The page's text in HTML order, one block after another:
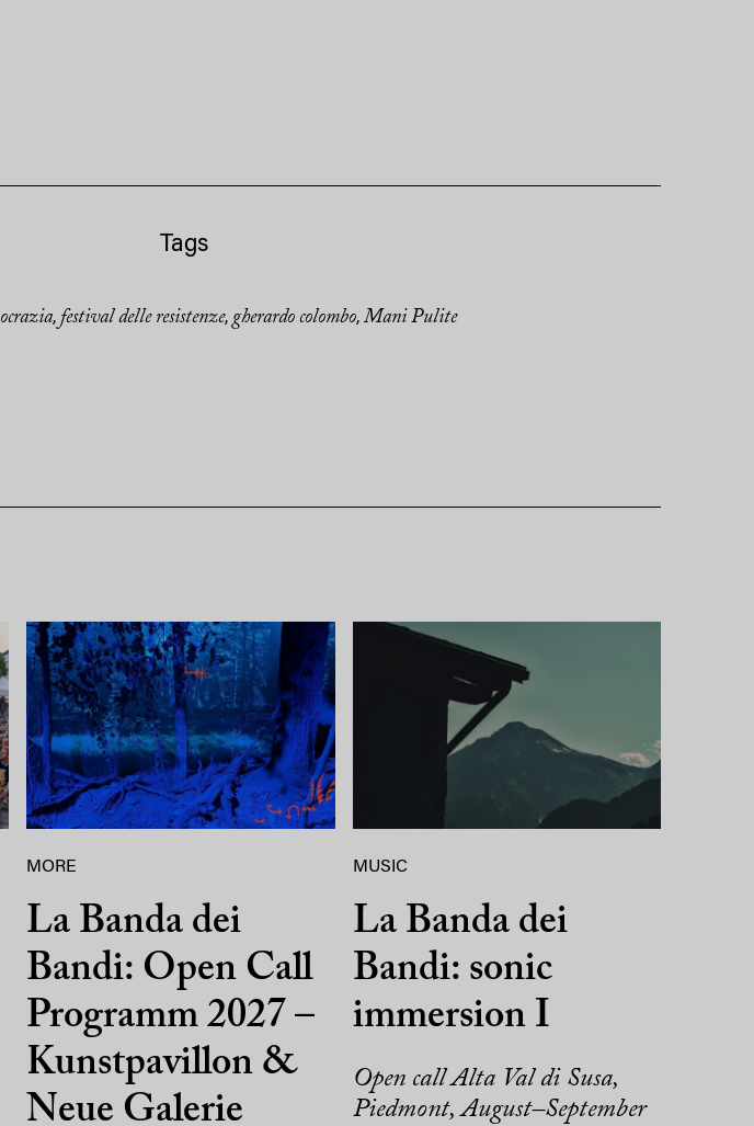
Tags
, festival delle resistenze, gherardo colombo, Mani Pulite
MORE
La Banda dei
Bandi: Open Call
Programm 2027 –
Kunstpavillon &
Neue Galerie
MUSIC
La Banda dei
Bandi: sonic
immersion I
Open call Alta Val di Susa,
Piedmont, August–September